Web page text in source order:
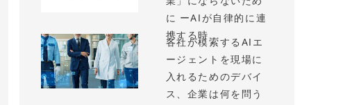
に ーAIが自律的に連
携する時...
各社が模索するAIエ
ージェントを現場に
入れるためのデバイ
ス、企業は何を問う